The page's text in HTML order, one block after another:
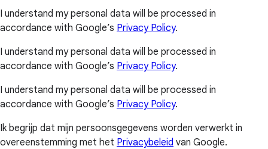
I understand my personal data will be processed in
accordance with Google’s Privacy Policy.
I understand my personal data will be processed in
accordance with Google’s Privacy Policy.
I understand my personal data will be processed in
accordance with Google’s Privacy Policy.
Ik begrijp dat mijn persoonsgegevens worden verwerkt in
overeenstemming met het Privacybeleid van Google.